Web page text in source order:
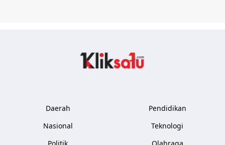
Daerah
Nasional
Pendidikan
Teknologi